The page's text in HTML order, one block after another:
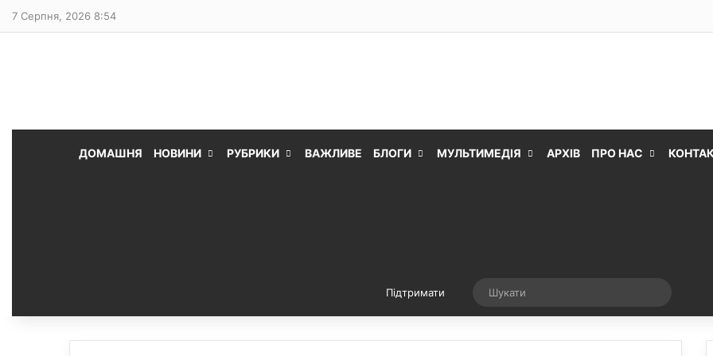
7 Серпня, 2026 8:54
ДОМАШНЯ НОВИНИ РУБРИКИ ВАЖЛИВЕ БЛОГИ МУЛЬТИМЕДІЯ АРХІВ ПРО НАС
Підтримати Випадкова стаття